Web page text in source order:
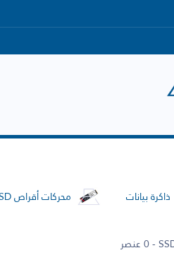
ذاكرة بيانات محركات أقراص SSD
- 0 عنصر